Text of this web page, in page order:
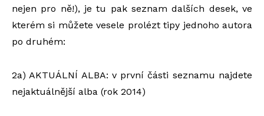
nejen pro ně!), je tu pak seznam dalších desek, ve
kterém si můžete vesele prolézt tipy jednoho autora
po druhém:
2a) AKTUÁLNÍ ALBA: v první části seznamu najdete
nejaktuálnější alba (rok 2014)